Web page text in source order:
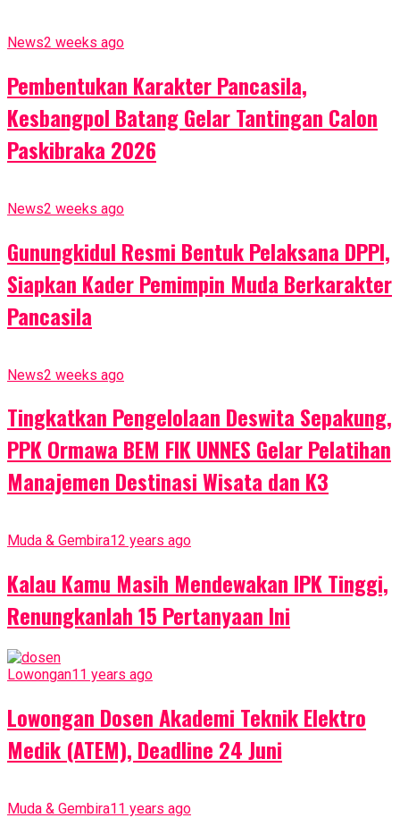
News2 weeks ago
Pembentukan Karakter Pancasila,
Kesbangpol Batang Gelar Tantingan Calon
Paskibraka 2026
News2 weeks ago
Gunungkidul Resmi Bentuk Pelaksana DPPI,
Siapkan Kader Pemimpin Muda Berkarakter
Pancasila
News2 weeks ago
Tingkatkan Pengelolaan Deswita Sepakung,
PPK Ormawa BEM FIK UNNES Gelar Pelatihan
Manajemen Destinasi Wisata dan K3
Muda & Gembira12 years ago
Kalau Kamu Masih Mendewakan IPK Tinggi,
Renungkanlah 15 Pertanyaan Ini
Lowongan11 years ago
Lowongan Dosen Akademi Teknik Elektro
Medik (ATEM), Deadline 24 Juni
Muda & Gembira11 years ago